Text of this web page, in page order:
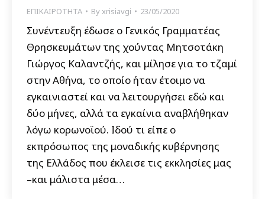
ΕΠΙΚΑΙΡΟΤΗΤΑ Byxrisiavgi 23/05/2020
Συνέντευξη έδωσε ο Γενικός Γραμματέας
Θρησκευμάτων της χούντας Μητσοτάκη
Γιώργος Καλαντζής, και μίλησε για το τζαμί
στην Αθήνα, το οποίο ήταν έτοιμο να
εγκαινιαστεί και να λειτουργήσει εδώ και
δύο μήνες, αλλά τα εγκαίνια αναβλήθηκαν
λόγω κορωνοϊού. Ιδού τι είπε ο
εκπρόσωπος της μοναδικής κυβέρνησης
της Ελλάδος που έκλεισε τις εκκλησίες μας
–και μάλιστα μέσα…